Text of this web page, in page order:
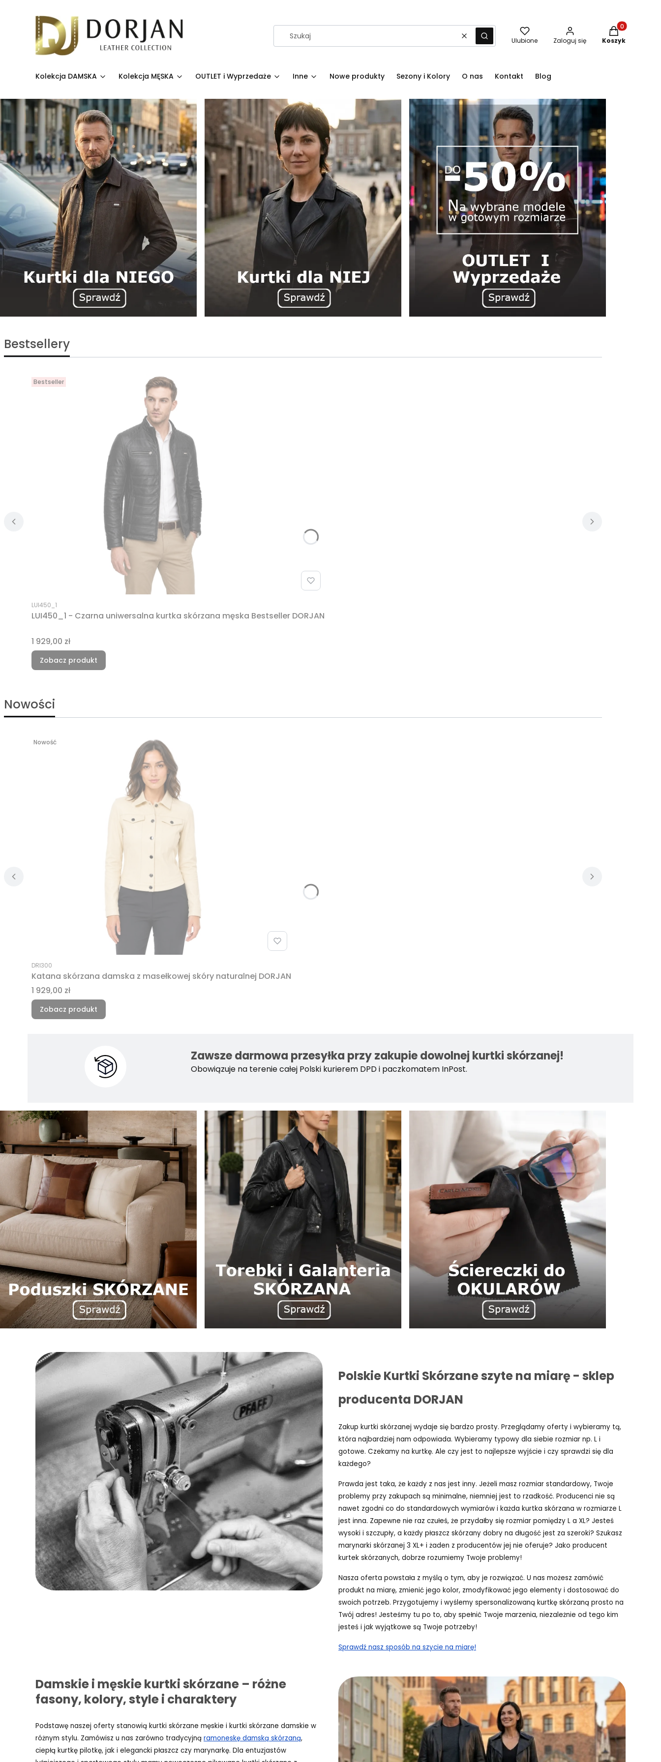
WyczyśćSzukaj Ulubione Zaloguj się
Produkty w
Koszyk
Kolekcja DAMSKA Kolekcja MĘSKA OUTLET i Wyprzedaże Inne Nowe produkty Sezony i Kolory O nas Kontakt Blog
Bestsellery
Bestseller
Kod produktu
LUI450_1
LUI450_1 - Czarna uniwersalna kurtka skórzana męska Bestseller DORJAN
Cena
1 929,00 zł
Zobacz produkt
Nowości
Nowość
Kod produktu
DRI300
Katana skórzana damska z masełkowej skóry naturalnej DORJAN
Cena
1 929,00 zł
Zobacz produkt
Zawsze darmowa przesyłka przy zakupie dowolnej kurtki skórzanej!
Obowiązuje na terenie całej Polski kurierem DPD i paczkomatem InPost.
Polskie Kurtki Skórzane szyte na miarę - sklep
producenta DORJAN
Zakup kurtki skórzanej wydaje się bardzo prosty. Przeglądamy oferty i wybieramy tą,
która najbardziej nam odpowiada. Wybieramy typowy dla siebie rozmiar np. L i
gotowe. Czekamy na kurtkę. Ale czy jest to najlepsze wyjście i czy sprawdzi się dla
każdego?
Prawda jest taka, że każdy z nas jest inny. Jeżeli masz rozmiar standardowy, Twoje
problemy przy zakupach są minimalne, niemniej jest to rzadkość. Producenci nie są
nawet zgodni co do standardowych wymiarów i każda kurtka skórzana w rozmiarze L
jest inna. Zapewne nie raz czułeś, że przydałby się rozmiar pomiędzy L a XL? Jesteś
wysoki i szczupły, a każdy płaszcz skórzany dobry na długość jest za szeroki? Szukasz
marynarki skórzanej 3 XL+ i żaden z producentów jej nie oferuje? Jako producent
kurtek skórzanych, dobrze rozumiemy Twoje problemy!
Nasza oferta powstała z myślą o tym, aby je rozwiązać. U nas możesz zamówić
produkt na miarę, zmienić jego kolor, zmodyfikować jego elementy i dostosować do
swoich potrzeb. Przygotujemy i wyślemy spersonalizowaną kurtkę skórzaną prosto na
Twój adres! Jesteśmy tu po to, aby spełnić Twoje marzenia, niezależnie od tego kim
jesteś i jak wyjątkowe są Twoje potrzeby!
Sprawdź nasz sposób na szycie na miarę!
Damskie i męskie kurtki skórzane – różne
fasony, kolory, style i charaktery
Podstawę naszej oferty stanowią kurtki skórzane męskie i kurtki skórzane damskie w
różnym stylu. Zamówisz u nas zarówno tradycyjną ramoneskę damską skórzaną,
ciepłą kurtkę pilotkę, jak i elegancki płaszcz czy marynarkę. Dla entuzjastów